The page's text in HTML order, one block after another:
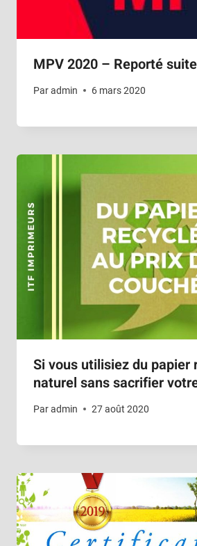
MPV 2020 – Reporté
Paradmin 6 mars 2020
Si vous utilisiez du papier
naturel sans sacrifier
Paradmin 27 août 2020